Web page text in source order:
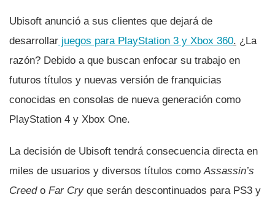
Ubisoft anunció a sus clientes que dejará de
desarrollar juegos para PlayStation 3 y Xbox 360. ¿La
razón? Debido a que buscan enfocar su trabajo en
futuros tí­tulos y nuevas versión de franquicias
conocidas en consolas de nueva generación como
PlayStation 4 y Xbox One.
La decisión de Ubisoft tendrá consecuencia directa en
miles de usuarios y diversos tí­tulos comoAssassin’s
Creedo Far Cry que serán descontinuados para PS3 y